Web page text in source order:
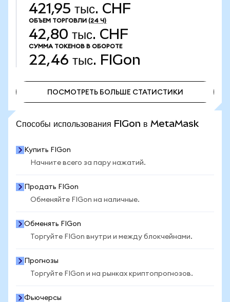
421,95 тыс. CHF
ОБЪЕМ ТОРГОВЛИ (24 Ч)
42,80 тыс. CHF
СУММА ТОКЕНОВ В ОБОРОТЕ
22,46 тыс. FIGon
ПОСМОТРЕТЬ БОЛЬШЕ СТАТИСТИКИ
Способы использования FIGon в MetaMask
Купить FIGon
Начните всего за пару нажатий.
Продать FIGon
Обменяйте FIGon на наличные.
Обменять FIGon
Торгуйте FIGon внутри и между блокчейнами.
Прогнозы
Торгуйте FIGon и на рынках криптопрогнозов.
Фьючерсы